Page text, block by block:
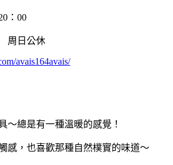
：00
周日公休
avais164avais/
～總是有一種溫暖的感覺！
感，也喜歡那種自然樸實的味道～